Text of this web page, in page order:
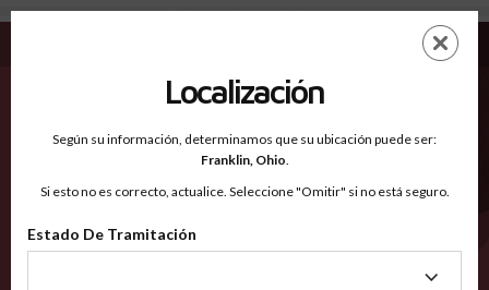
Brazoria TX - Condados Reconocidos
EN
Condados Reconocidos
2600
Localización
Según su información, determinamos que su ubicación puede ser:
Franklin, Ohio.
Si esto no es correcto, actualice. Seleccione "Omitir" si no está seguro.
Estado De Tramitación